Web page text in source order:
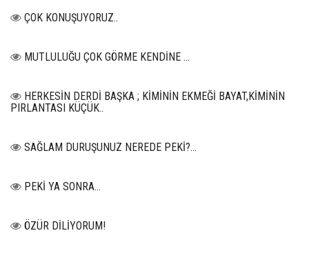
ÇOK KONUŞUYORUZ..
MUTLULUĞU ÇOK GÖRME KENDİNE …
HERKESİN DERDİ BAŞKA ; KİMİNİN EKMEĞİ BAYAT,KİMİNİN
PIRLANTASI KÜÇÜK..
SAĞLAM DURUŞUNUZ NEREDE PEKİ?...
PEKİ YA SONRA…
ÖZÜR DİLİYORUM!